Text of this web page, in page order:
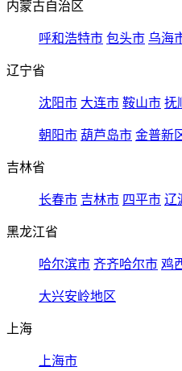
内蒙古自治区
呼和浩特市 包头市 乌海
辽宁省
沈阳市 大连市 鞍山市 抚
朝阳市 葫芦岛市 金普新
吉林省
长春市 吉林市 四平市 辽
黑龙江省
哈尔滨市 齐齐哈尔市 鸡
大兴安岭地区
上海
上海市